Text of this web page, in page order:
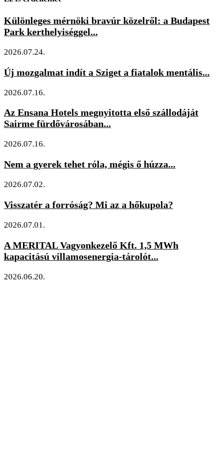
Különleges mérnöki bravúr közelről: a Budapest
Park kerthelyiséggel...
2026.07.24.
Új mozgalmat indít a Sziget a fiatalok mentális...
2026.07.16.
Az Ensana Hotels megnyitotta első szállodáját
Sairme fürdővárosában...
2026.07.16.
Nem a gyerek tehet róla, mégis ő húzza...
2026.07.02.
Visszatér a forróság? Mi az a hőkupola?
2026.07.01.
A MERITAL Vagyonkezelő Kft. 1,5 MWh
kapacitású villamosenergia-tárolót...
2026.06.20.